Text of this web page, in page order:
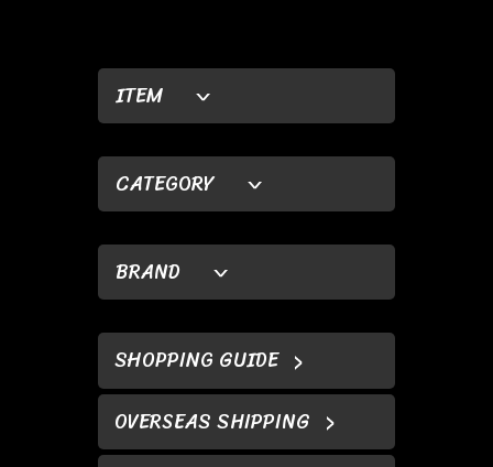
ITEM
CATEGORY
BRAND
SHOPPING GUIDE
OVERSEAS SHIPPING